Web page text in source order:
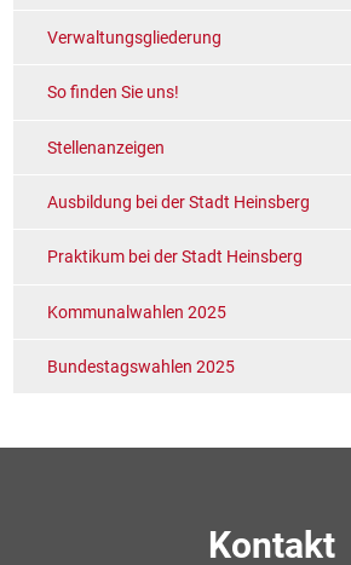
Verwaltungsgliederung
So finden Sie uns!
Stellenanzeigen
Ausbildung bei der Stadt Heinsberg
Praktikum bei der Stadt Heinsberg
Kommunalwahlen 2025
Bundestagswahlen 2025
Kontakt